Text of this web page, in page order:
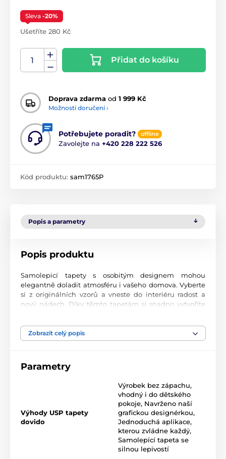
Sleva -20%
Ušetříte 280 Kč
Přidat do košíku
Doprava zdarma od 1 999 Kč
Možnosti doručení ›
Potřebujete poradit? offline
Zavolejte na +420 228 222 526
Kód produktu: sam1765P
Popis a parametry
Popis produktu
Samolepicí tapety s osobitým designem mohou
elegantně doladit atmosféru i vašeho domova. Vyberte
si z originálních vzorů a vneste do interiéru radost a
nový nádech. Díky těmto tapetám si snadno vytvoříte
Precizní tisková kvalita
technologie nanáší potisk na fólii o tloušťce 90 µm.
akrylovým lepidlem s vysokou přilnavostí, které zajišťuje
dokonalé uchycení. Díky technologii tisku jsou velmi
Rozměr tapety v roli (šířka x výška v cm):
Zobrazit celý popis
Parametry
Výhody USP tapety
dovido
Výrobek bez zápachu,
vhodný i do dětského
pokoje, Navrženo naší
grafickou designérkou,
Jednoduchá aplikace,
kterou zvládne každý,
Samolepící tapeta se
silnou lepivostí